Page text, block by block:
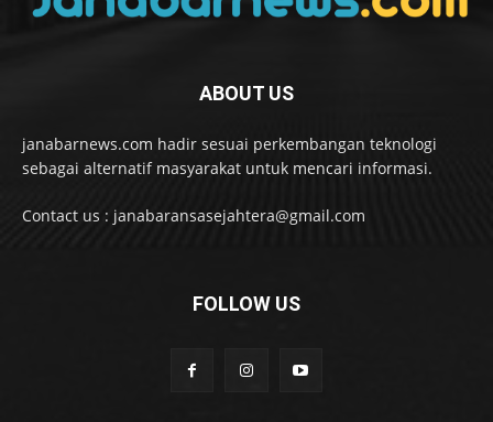
ABOUT US
janabarnews.com hadir sesuai perkembangan teknologi
sebagai alternatif masyarakat untuk mencari informasi.
Contact us : janabaransasejahtera@gmail.com
FOLLOW US